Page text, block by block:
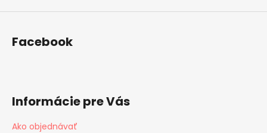
Facebook
Informácie pre Vás
Ako objednávať